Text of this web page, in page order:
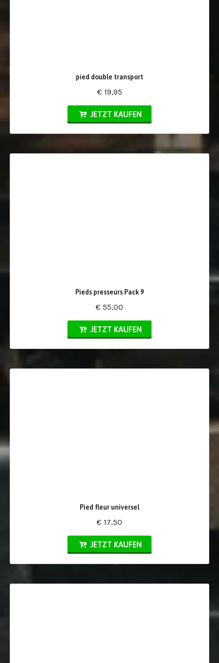
pied double transport
€ 19,95
JETZT KAUFEN
Pieds presseurs Pack 9
€ 55,00
JETZT KAUFEN
Pied fleur universel
€ 17,50
JETZT KAUFEN